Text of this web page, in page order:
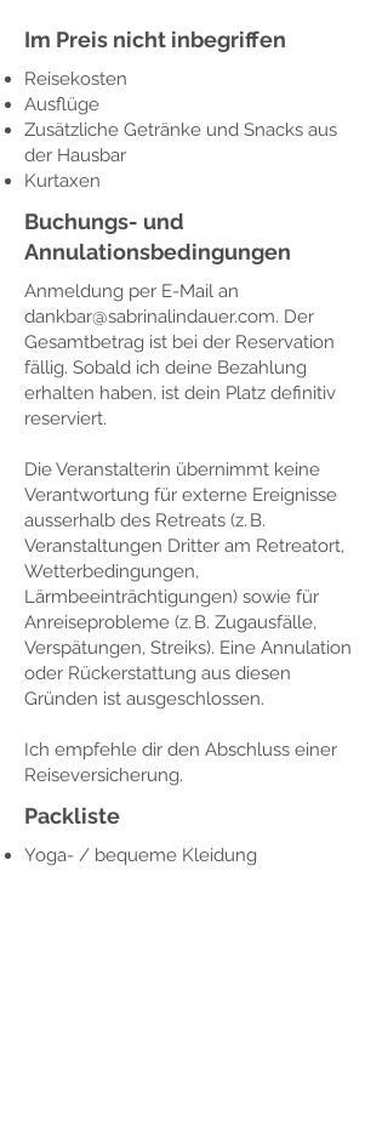
Im Preis nicht inbegriffen
Reisekosten
Ausflüge
Zusätzliche Getränke und Snacks aus
der Hausbar
Kurtaxen
Buchungs- und
Annulationsbedingungen
Anmeldung per E-Mail an
dankbar@sabrinalindauer.com. Der
Gesamtbetrag ist bei der Reservation
fällig. Sobald ich deine Bezahlung
erhalten haben, ist dein Platz definitiv
reserviert.​
Die Veranstalterin übernimmt keine
Verantwortung für externe Ereignisse
ausserhalb des Retreats (z. B.
Veranstaltungen Dritter am Retreatort,
Wetterbedingungen,
Lärmbeeinträchtigungen) sowie für
Anreiseprobleme (z. B. Zugausfälle,
Verspätungen, Streiks). Eine Annulation
oder Rückerstattung aus diesen
Gründen ist ausgeschlossen.
Ich empfehle dir den Abschluss einer
Reiseversicherung.
Packliste
Yoga- / bequeme Kleidung